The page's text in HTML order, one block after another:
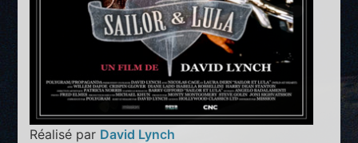
Réalisé par David Lynch